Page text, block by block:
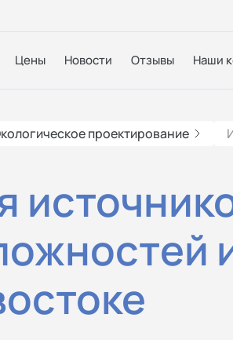
Цены Новости Отзывы Наши
проектирование